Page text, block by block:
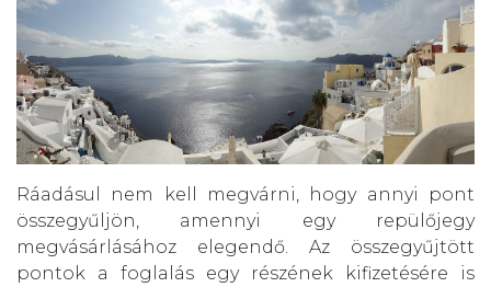
Ráadásul nem kell megvárni, hogy annyi pont
összegyűljön, amennyi egy repülőjegy
megvásárlásához elegendő. Az összegyűjtött
pontok a foglalás egy részének kifizetésére is